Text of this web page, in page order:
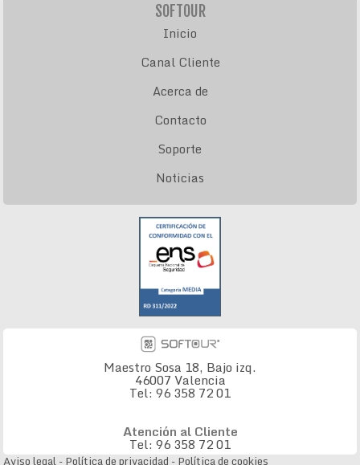
SOFTOUR
Inicio
Canal Cliente
Acerca de
Contacto
Soporte
Noticias
Maestro Sosa 18, Bajo izq.
46007 Valencia
Tel: 96 358 72 01
Atención al Cliente
Tel: 96 358 72 01
Aviso legal - Política de privacidad - Política de cookies